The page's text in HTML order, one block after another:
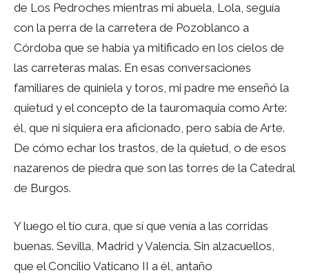
de Los Pedroches mientras mi abuela, Lola, seguía
con la perra de la carretera de Pozoblanco a
Córdoba que se había ya mitificado en los cielos de
las carreteras malas. En esas conversaciones
familiares de quiniela y toros, mi padre me enseñó la
quietud y el concepto de la tauromaquia como Arte:
él, que ni siquiera era aficionado, pero sabía de Arte.
De cómo echar los trastos, de la quietud, o de esos
nazarenos de piedra que son las torres de la Catedral
de Burgos.
Y luego el tío cura, que sí que venía a las corridas
buenas. Sevilla, Madrid y Valencia. Sin alzacuellos,
que el Concilio Vaticano II a él, antaño